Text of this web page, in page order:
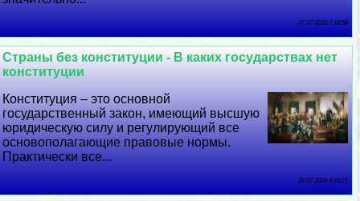
27 07 2026 7:18:58
Страны без конституции - В каких государствах нет
конституции
Конституция – это основной
государственный закон, имеющий высшую
юридическую силу и регулирующий все
основополагающие правовые нормы.
Пpaктически все...
26 07 2026 4:18:21